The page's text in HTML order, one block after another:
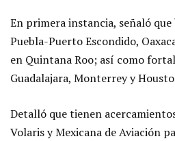
En primera instancia, señaló
Puebla-Puerto Escondido,
en Quintana Roo; así como
Guadalajara, Monterrey y
Detalló que tienen
Volaris y Mexicana de Aviación